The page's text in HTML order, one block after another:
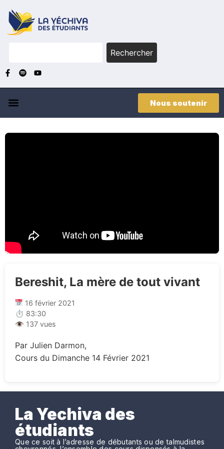
Rechercher
Nous soutenir
Bereshit, La mère de tout vivant
16 février 2021
⏱ 83:30
👁 137 vues
Par Julien Darmon,
Cours du Dimanche 14 Février 2021
La Yechiva des
étudiants
Que ce soit à l’adresse de débutants ou de talmudistes